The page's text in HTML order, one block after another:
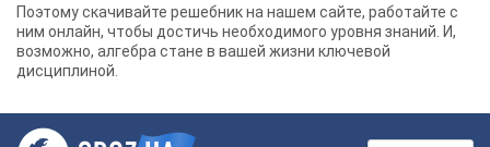
Поэтому скачивайте решебник на нашем сайте, работайте с
ним онлайн, чтобы достичь необходимого уровня знаний. И,
возможно, алгебра стане в вашей жизни ключевой
дисциплиной.